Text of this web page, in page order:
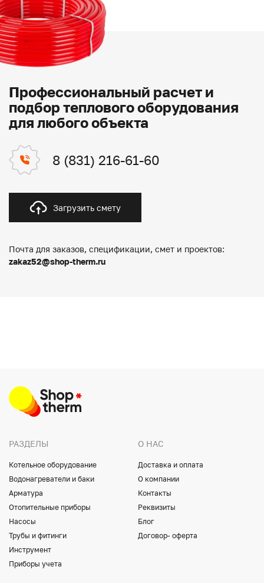
Профессиональный расчет и
подбор теплового оборудования
для любого объекта
8 (831) 216-61-60
Загрузить смету
Почта для заказов, спецификации, смет и проектов:
zakaz52@shop-therm.ru
РАЗДЕЛЫ
Котельное оборудование
Водонагреватели и баки
Арматура
Отопительные приборы
Насосы
Трубы и фитинги
Инструмент
Приборы учета
О НАС
Доставка и оплата
О компании
Контакты
Реквизиты
Блог
Договор- оферта